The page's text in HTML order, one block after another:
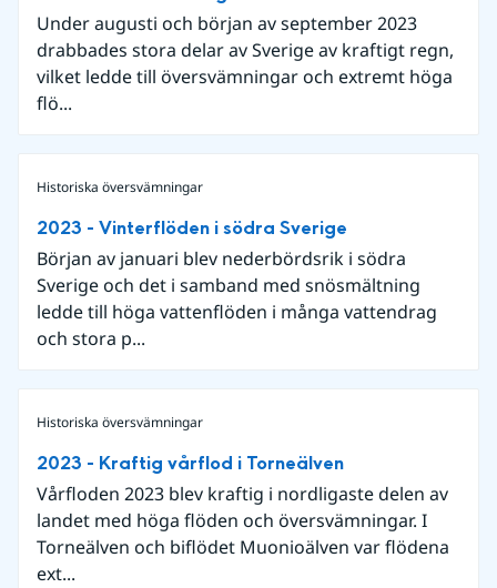
Under augusti och början av september 2023
drabbades stora delar av Sverige av kraftigt regn,
vilket ledde till översvämningar och extremt höga
flö...
Historiska översvämningar
2023 - Vinterflöden i södra Sverige
Början av januari blev nederbördsrik i södra
Sverige och det i samband med snösmältning
ledde till höga vattenflöden i många vattendrag
och stora p...
Historiska översvämningar
2023 - Kraftig vårflod i Torneälven
Vårfloden 2023 blev kraftig i nordligaste delen av
landet med höga flöden och översvämningar. I
Torneälven och biflödet Muonioälven var flödena
ext...